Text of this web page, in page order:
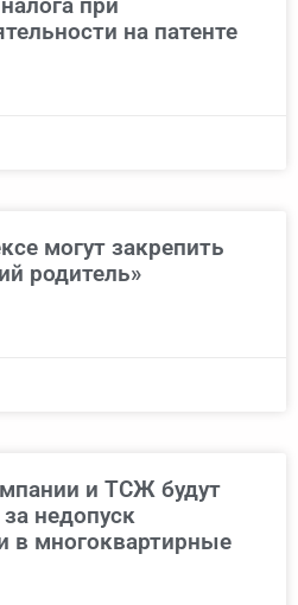
при
на патенте
могут закрепить
родитель»
и ТСЖ будут
недопуск
в многоквартирные